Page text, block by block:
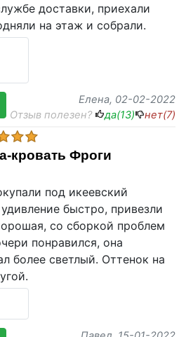
доставки, приехали
на этаж и собрали.
Елена, 02-02-2022
Отзыв полезен?
да(13) нет(7)
кровать Фроги
под икеевский
быстро, привезли
со сборкой проблем
понравился, она
более светлый. Оттенок на